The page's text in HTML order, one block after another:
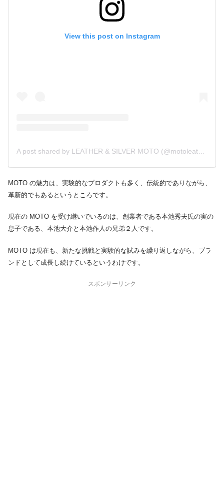
View this post on Instagram
MOTO の魅力は、実験的なプロダクトも多く、伝統的でありながら、
革新的でもあるというところです。
現在の MOTO を受け継いでいるのは、創業者である本池秀夫氏の実の
息子である、本池大介と本池作人の兄弟２人です。
MOTO は現在も、新たな挑戦と実験的な試みを繰り返しながら、ブラ
ンドとして成長し続けているというわけです。
スポンサーリンク